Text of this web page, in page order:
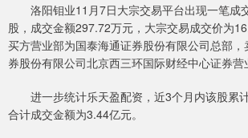
洛阳钼业11月7日大宗交易平台出现一笔成
股，成交金额297.72万元，大宗交易成交价为
买方营业部为国泰海通证券股份有限公司总部
券股份有限公司北京西三环国际财经中心证券营
进一步统计乐天盈配资，近3个月内该股累计
合计成交金额为3.44亿元。